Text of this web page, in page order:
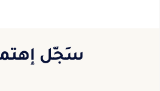
سَجّل